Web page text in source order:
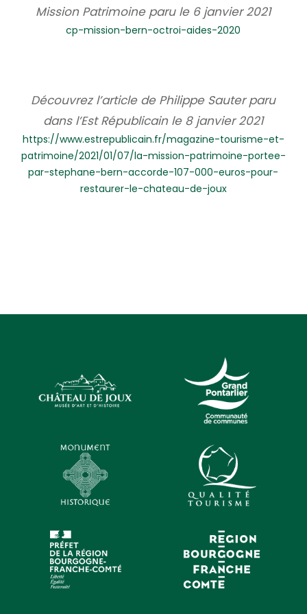
Mission Patrimoine paru le 6 janvier 2021
cp-mission-bern-octroi-aides-2020
Découvrez l’article de Philippe Sauter paru
dans l’Est Républicain le 8 janvier 2021
https://www.estrepublicain.fr/magazine-tourisme-et-
patrimoine/2021/01/07/la-mission-patrimoine-portee-
par-stephane-bern-accorde-107-000-euros-pour-
restaurer-le-chateau-de-joux